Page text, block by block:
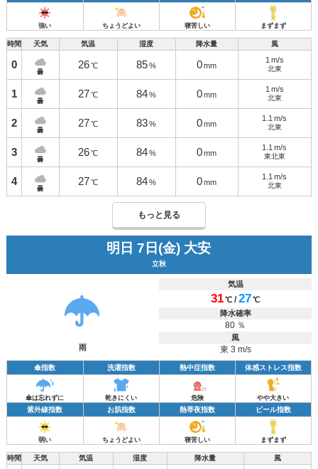
強い ちょうどよい 寝苦しい まずまず
時間 天気 気温 湿度 降水量 風
0
曇
26 ℃ 85 % 0 mm
1 m/s
北東
1
曇
27 ℃ 84 % 0 mm
1 m/s
北東
2
曇
27 ℃ 83 % 0 mm
1.1 m/s
北東
3
曇
26 ℃ 84 % 0 mm
1.1 m/s
東北東
4
曇
27 ℃ 84 % 0 mm
1.1 m/s
北東
もっと見る
明日 7日(金) 大安
立秋
雨
気温
31℃ /27℃
降水確率
80 ％
風
東 3 m/s
傘指数 洗濯指数 熱中症指数 体感ストレス指数
傘は忘れずに 乾きにくい 危険 やや大きい
紫外線指数 お肌指数 熱帯夜指数 ビール指数
弱い ちょうどよい 寝苦しい まずまず
時間 天気 気温 湿度 降水量 風